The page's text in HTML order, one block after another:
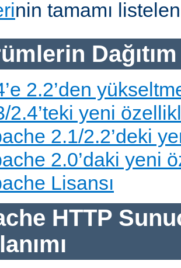
nin tamamı
2.2’den
2.4’teki yeni
2.1/2.2’deki
2.0’daki yeni
Lisansı
HTTP